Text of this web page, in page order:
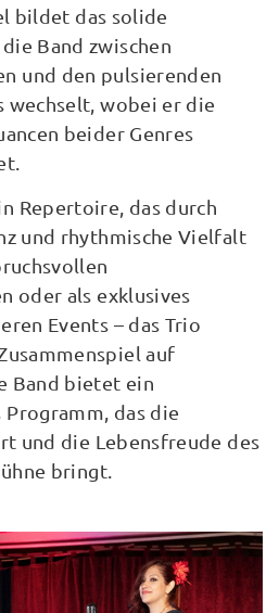
bildet das solide
Band zwischen
und den pulsierenden
wechselt, wobei er die
beider Genres
Repertoire, das durch
und rhythmische Vielfalt
oder als exklusives
Events – das Trio
auf
Band bietet ein
das die
und die Lebensfreude des
bringt.